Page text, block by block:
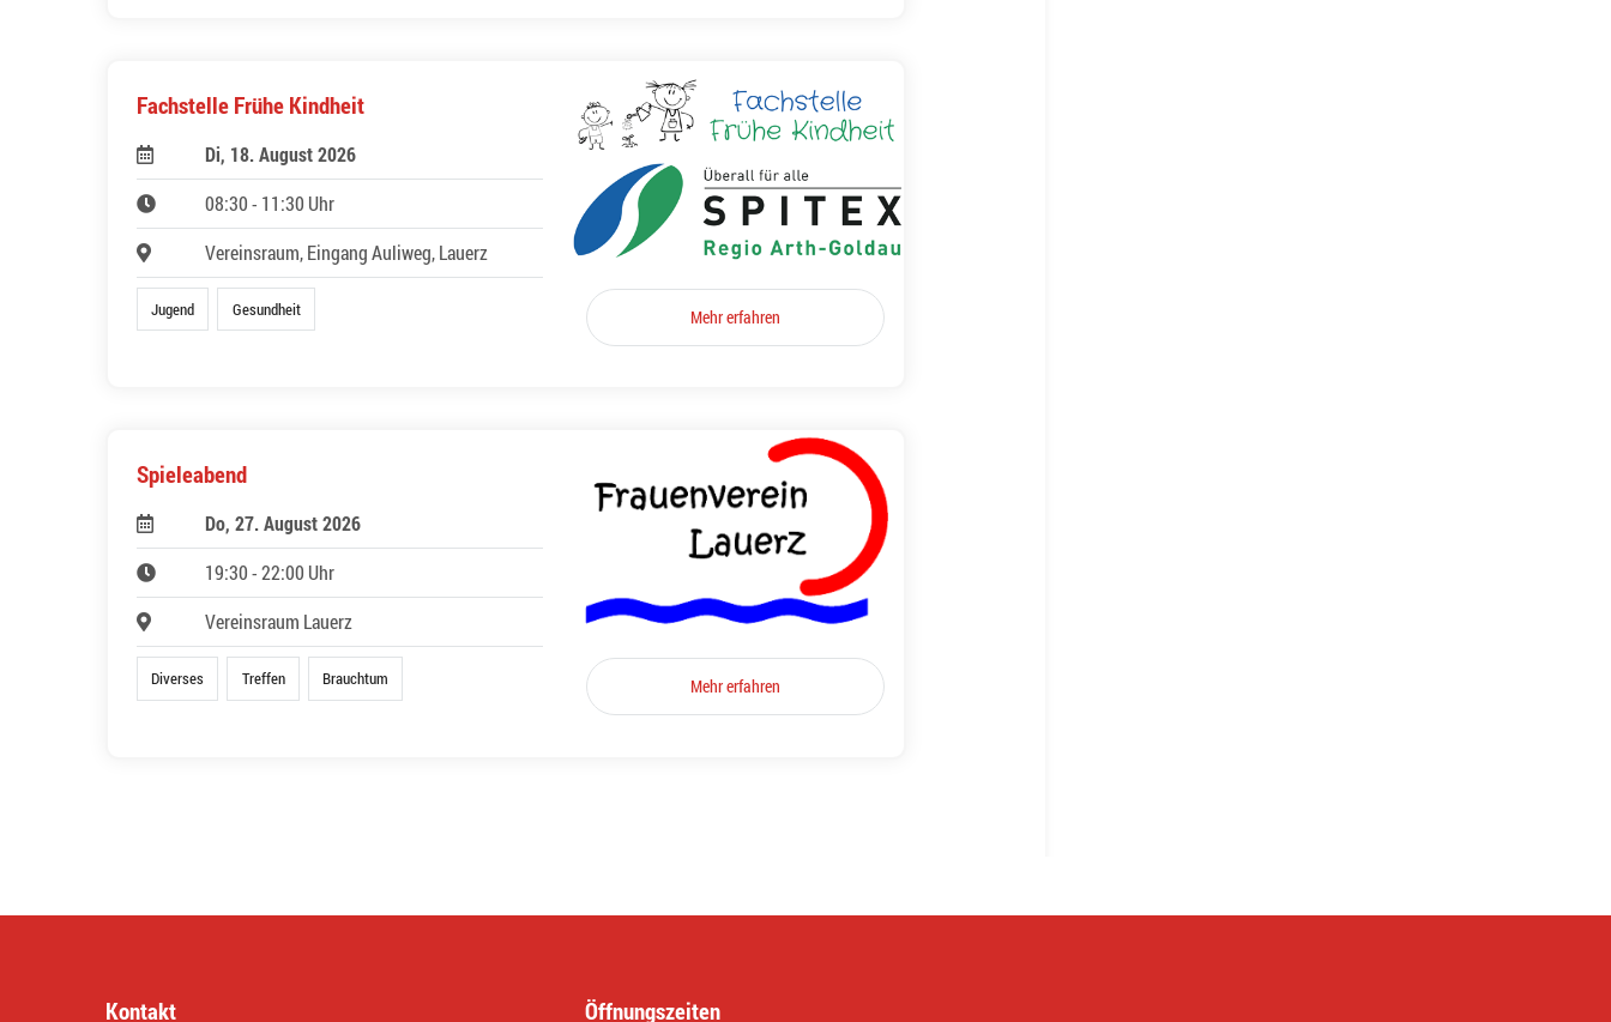
Fachstelle Frühe Kindheit
Di, 18. August 2026
08:30 - 11:30 Uhr
Vereinsraum, Eingang Auliweg, Lauerz
Jugend Gesundheit Mehr erfahren
Spieleabend
Do, 27. August 2026
19:30 - 22:00 Uhr
Vereinsraum Lauerz
Diverses Treffen Brauchtum Mehr erfahren
Kontakt Öffnungszeiten